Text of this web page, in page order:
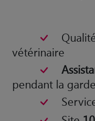
vétérinaire
pendant la garde